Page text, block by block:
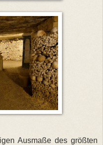
Ausmaße des größten